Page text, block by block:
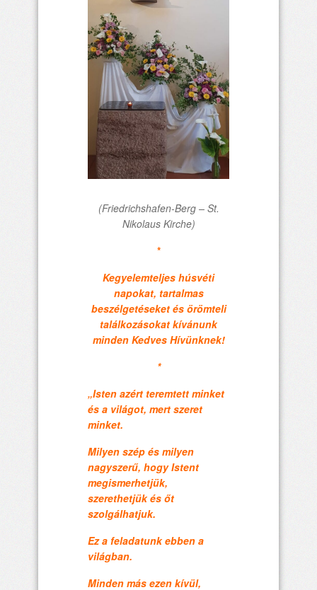
(Friedrichshafen-Berg – St.
Nikolaus Kirche)
*
Kegyelemteljes húsvéti
napokat, tartalmas
beszélgetéseket és örömteli
találkozásokat kívánunk
minden Kedves Hívünknek!
*
„Isten azért teremtett minket
és a világot, mert szeret
minket.
Milyen szép és milyen
nagyszerű, hogy Istent
megismerhetjük,
szerethetjük és őt
szolgálhatjuk.
Ez a feladatunk ebben a
világban.
Minden más ezen kívül,